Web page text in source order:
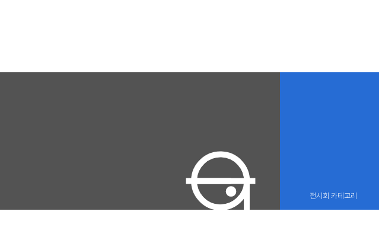
전시회 카테고리